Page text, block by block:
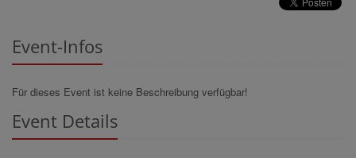
Event-Infos
Für dieses Event ist keine Beschreibung verfügbar!
Event Details